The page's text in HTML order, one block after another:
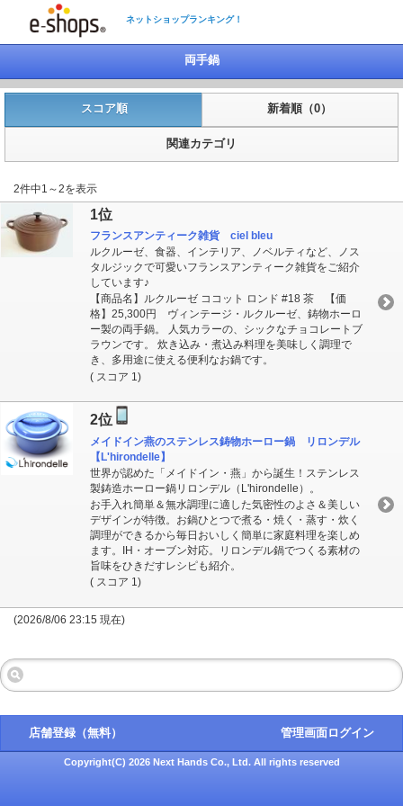
ネットショップランキング！
両手鍋
スコア順 新着順（0）
関連カテゴリ
2件中1～2を表示
1位
フランスアンティーク雑貨 ciel bleu
ルクルーゼ、食器、インテリア、ノベルティなど、ノス
タルジックで可愛いフランスアンティーク雑貨をご紹介
しています♪
【商品名】ルクルーゼ ココット ロンド #18 茶 【価
格】25,300円 ヴィンテージ・ルクルーゼ、鋳物ホーロ
ー製の両手鍋。 人気カラーの、シックなチョコレートブ
ラウンです。 炊き込み・煮込み料理を美味しく調理で
き、多用途に使える便利なお鍋です。
( スコア 1)
2位
メイドイン燕のステンレス鋳物ホーロー鍋 リロンデル
【L'hirondelle】
世界が認めた「メイドイン・燕」から誕生！ステンレス
製鋳造ホーロー鍋リロンデル（L'hirondelle）。
お手入れ簡単＆無水調理に適した気密性のよさ＆美しい
デザインが特徴。お鍋ひとつで煮る・焼く・蒸す・炊く
調理ができるから毎日おいしく簡単に家庭料理を楽しめ
ます。IH・オーブン対応。リロンデル鍋でつくる素材の
旨味をひきだすレシピも紹介。
( スコア 1)
(2026/8/06 23:15 現在)
店舗登録（無料） 管理画面ログイン
Copyright(C) 2026 Next Hands Co., Ltd. All rights reserved